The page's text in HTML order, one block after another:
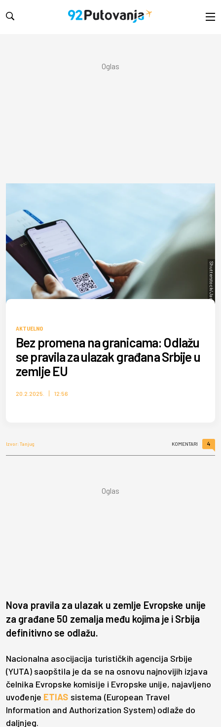
Shutterstock/Jacob Lund
AKTUELNO
Bez promena na granicama: Odlažu
se pravila za ulazak građana Srbije u
zemlje EU
20.2.2025. 12:56
Izvor: Tanjug KOMENTARI 4
Nova pravila za ulazak u zemlje Evropske unije
za građane 50 zemalja među kojima je i Srbija
definitivno se odlažu.
Nacionalna asocijacija turističkih agencija Srbije
(YUTA) saopštila je da se na osnovu najnovijih izjava
čelnika Evropske komisije i Evropske unije, najavljeno
uvođenje ETIAS sistema (European Travel
Information and Authorization System) odlaže do
daljnjeg.